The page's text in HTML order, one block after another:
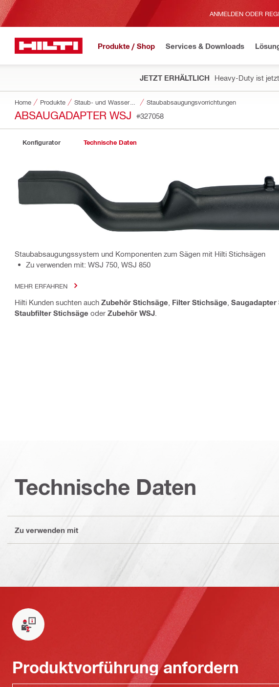
ANMELDEN ODER
Produkte / Shop Services & Downloads
JETZT ERHÄLTLICH Heavy-Duty ist
Home Produkte Staub- und Wassermanagement Staubabsaugungsvorrichtungen
ABSAUGADAPTER WSJ #327058
Konfigurator Technische Daten
Staubabsaugungssystem und Komponenten zum Sägen mit Hilti Stichsägen
Zu verwenden mit: WSJ 750, WSJ 850
MEHR ERFAHREN
Hilti Kunden suchten auch Zubehör Stichsäge Filter Stichsäge Saugadapter
Staubfilter Stichsäge oder Zubehör WSJ
Technische Daten
Zu verwenden mit
Produktvorführung anfordern